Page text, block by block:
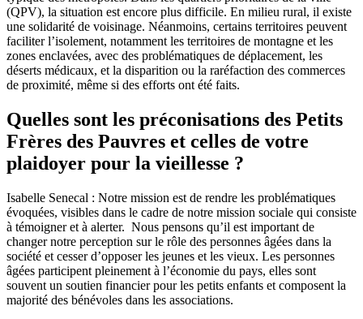
(QPV), la situation est encore plus difficile. En milieu rural, il existe
une solidarité de voisinage. Néanmoins, certains territoires peuvent
faciliter l’isolement, notamment les territoires de montagne et les
zones enclavées, avec des problématiques de déplacement, les
déserts médicaux, et la disparition ou la raréfaction des commerces
de proximité, même si des efforts ont été faits.
Quelles sont les préconisations des Petits
Frères des Pauvres et celles de votre
plaidoyer pour la vieillesse ?
Isabelle Senecal : Notre mission est de rendre les problématiques
évoquées, visibles dans le cadre de notre mission sociale qui consiste
à témoigner et à alerter. Nous pensons qu’il est important de
changer notre perception sur le rôle des personnes âgées dans la
société et cesser d’opposer les jeunes et les vieux. Les personnes
âgées participent pleinement à l’économie du pays, elles sont
souvent un soutien financier pour les petits enfants et composent la
majorité des bénévoles dans les associations.